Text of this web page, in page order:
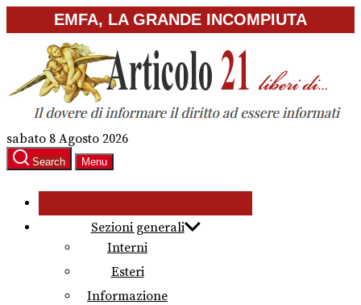
to
content
EMFA, LA GRANDE INCOMPIUTA
sabato 8 Agosto 2026
Search Menu
Sezioni generali
Interni
Esteri
Informazione